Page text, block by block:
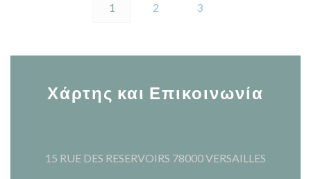
1 2 3
Χάρτης και Επικοινωνία
15 RUE DES RESERVOIRS 78000 VERSAILLES